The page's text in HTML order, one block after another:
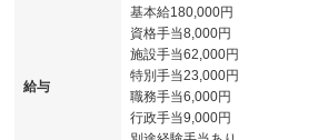
給与
基本給180,000円
資格手当8,000円
施設手当62,000円
特別手当23,000円
職務手当6,000円
行政手当9,000円